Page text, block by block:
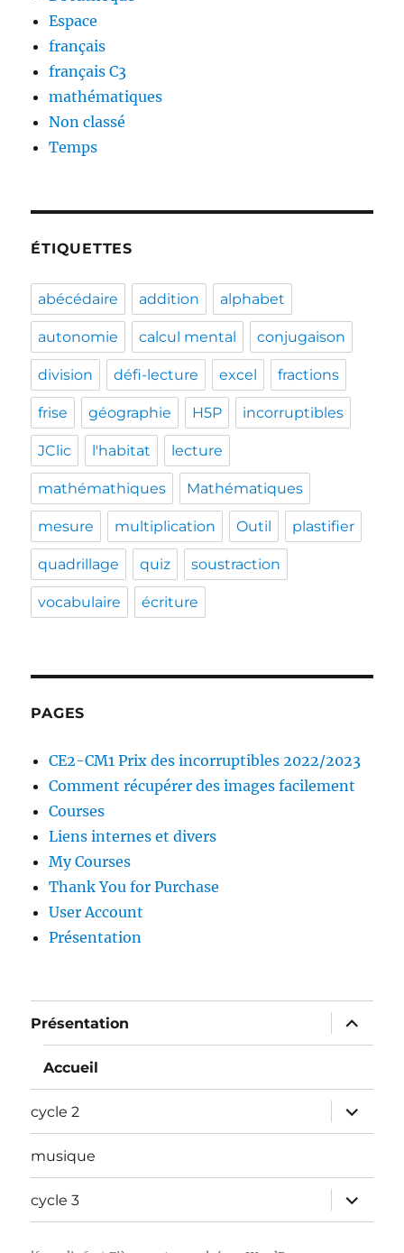
Espace
français
français C3
mathématiques
Non classé
Temps
ÉTIQUETTES
abécédaire addition alphabet
autonomie calcul mental conjugaison
division défi-lecture excel fractions
frise géographie H5P incorruptibles
JClic l'habitat lecture
mathémathiques Mathématiques
mesure multiplication Outil plastifier
quadrillage quiz soustraction
vocabulaire écriture
PAGES
CE2-CM1 Prix des incorruptibles 2022/2023
Comment récupérer des images facilement
Courses
Liens internes et divers
My Courses
Thank You for Purchase
User Account
Présentation
Présentation
ouvrir
le
sous-
Accueil
cycle 2
ouvrir
le
sous-
musique
cycle 3
ouvrir
le
sous-